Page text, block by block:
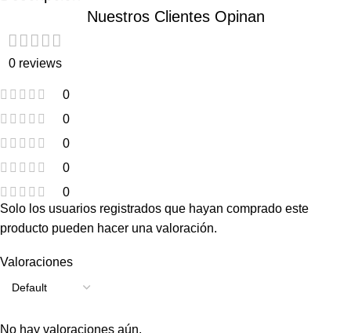
Nuestros Clientes Opinan
0 reviews
0
0
0
0
0
Valoraciones
No hay valoraciones aún.
Solo los usuarios registrados que hayan comprado este
producto pueden hacer una valoración.